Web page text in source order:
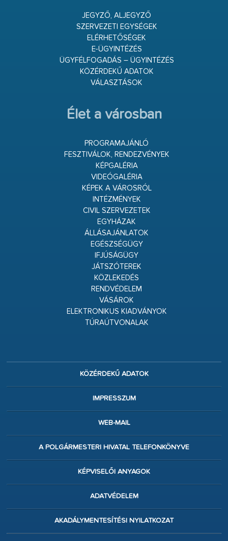
JEGYZŐ, ALJEGYZŐ
SZERVEZETI EGYSÉGEK
ELÉRHETŐSÉGEK
E-ÜGYINTÉZÉS
ÜGYFÉLFOGADÁS – ÜGYINTÉZÉS
KÖZÉRDEKŰ ADATOK
VÁLASZTÁSOK
Élet a városban
PROGRAMAJÁNLÓ
FESZTIVÁLOK, RENDEZVÉNYEK
KÉPGALÉRIA
VIDEÓGALÉRIA
KÉPEK A VÁROSRÓL
INTÉZMÉNYEK
CIVIL SZERVEZETEK
EGYHÁZAK
ÁLLÁSAJÁNLATOK
EGÉSZSÉGÜGY
IFJÚSÁGÜGY
JÁTSZÓTEREK
KÖZLEKEDÉS
RENDVÉDELEM
VÁSÁROK
ELEKTRONIKUS KIADVÁNYOK
TÚRAÚTVONALAK
KÖZÉRDEKŰ ADATOK
IMPRESSZUM
WEB-MAIL
A POLGÁRMESTERI HIVATAL TELEFONKÖNYVE
KÉPVISELŐI ANYAGOK
ADATVÉDELEM
AKADÁLYMENTESÍTÉSI NYILATKOZAT